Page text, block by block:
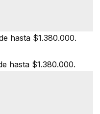
hasta $1.380.000.
hasta $1.380.000.